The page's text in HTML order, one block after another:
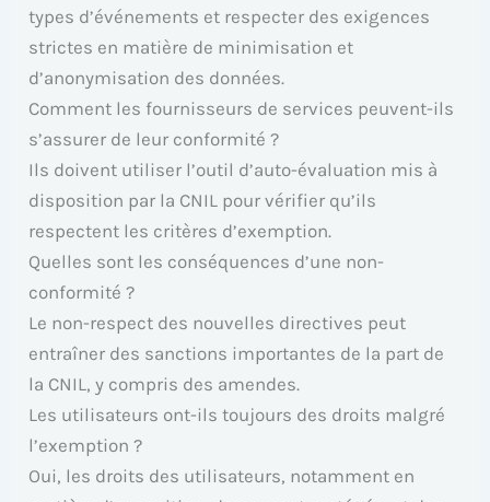
types d’événements et respecter des exigences
strictes en matière de minimisation et
d’anonymisation des données.
Comment les fournisseurs de services peuvent-ils
s’assurer de leur conformité ?
Ils doivent utiliser l’outil d’auto-évaluation mis à
disposition par la CNIL pour vérifier qu’ils
respectent les critères d’exemption.
Quelles sont les conséquences d’une non-
conformité ?
Le non-respect des nouvelles directives peut
entraîner des sanctions importantes de la part de
la CNIL, y compris des amendes.
Les utilisateurs ont-ils toujours des droits malgré
l’exemption ?
Oui, les droits des utilisateurs, notamment en